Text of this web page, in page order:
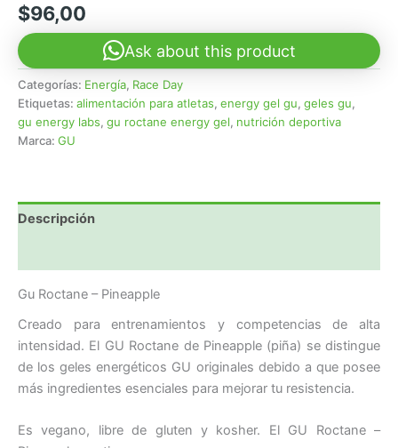
$96,00
Ask about this product
Categorías: Energía, Race Day
Etiquetas: alimentación para atletas, energy gel gu, geles gu,
gu energy labs, gu roctane energy gel, nutrición deportiva
Marca: GU
Descripción
Gu Roctane – Pineapple
Creado para entrenamientos y competencias de alta
intensidad. El GU Roctane de Pineapple (piña) se distingue
de los geles energéticos GU originales debido a que posee
más ingredientes esenciales para mejorar tu resistencia.
Es vegano, libre de gluten y kosher. El GU Roctane –